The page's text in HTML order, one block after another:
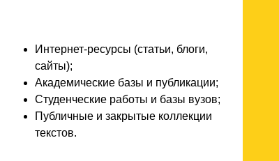
Интернет-ресурсы (статьи, блоги,
сайты);
Академические базы и публикации;
Студенческие работы и базы вузов;
Публичные и закрытые коллекции
текстов.